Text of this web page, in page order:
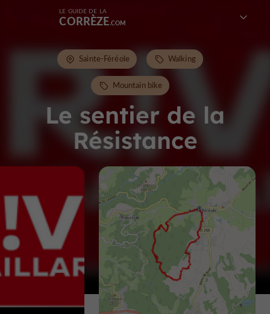
LE GUIDE DE LA
CORRÈZE
Le sentier de la
Résistance
Sainte-Féréole Walking
Mountain bike